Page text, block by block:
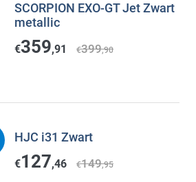
SCORPION EXO-GT Jet Zwart
metallic
€359,91 €399,90
HJC i31 Zwart
€127,46 €149,95